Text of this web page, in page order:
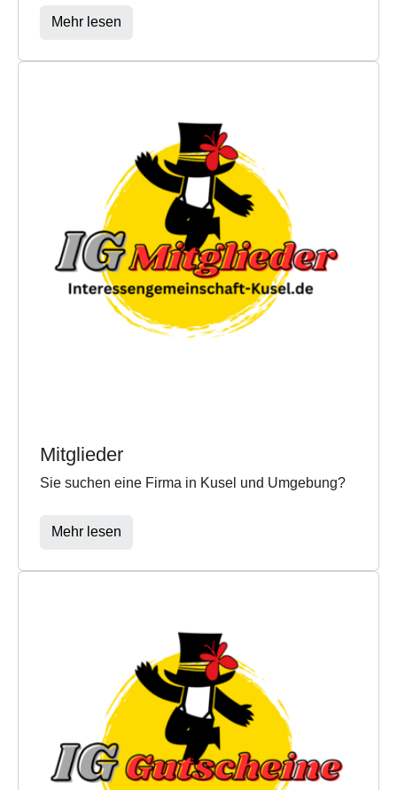
Mehr lesen
Mitglieder
Sie suchen eine Firma in Kusel und Umgebung?
Mehr lesen